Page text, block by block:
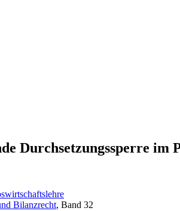
Durchsetzungssperre im
Bilanzrecht, Band 32